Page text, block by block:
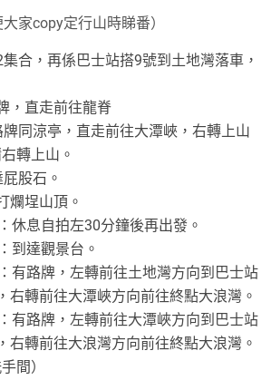
家copy定行山時睇番）
合，再係巴士站搭9號到土地灣落車，
，直走前往龍脊
同涼亭，直走前往大潭峽，右轉上山
轉上山。
股石。
爛埕山頂。
休息自拍左30分鐘後再出發。
到達觀景台。
有路牌，左轉前往土地灣方向到巴士站
右轉前往大潭峽方向前往終點大浪灣。
有路牌，左轉前往大潭峽方向到巴士站
右轉前往大浪灣方向前往終點大浪灣。
間）